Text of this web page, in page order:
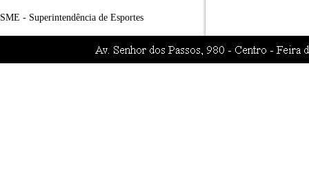
SME - Superintendência de Esportes